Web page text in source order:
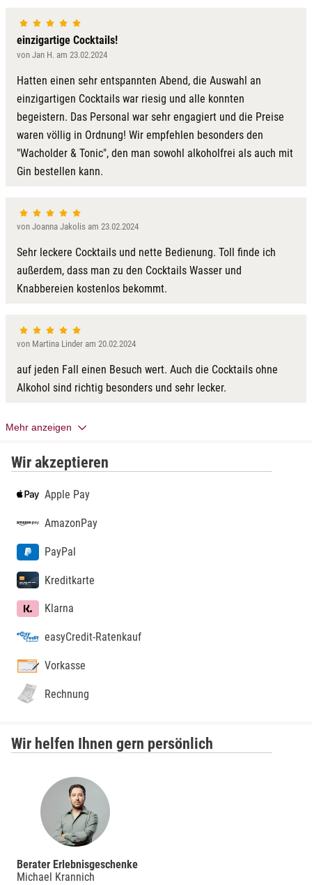
einzigartige Cocktails!
von Jan H. am 23.02.2024
Hatten einen sehr entspannten Abend, die Auswahl an
einzigartigen Cocktails war riesig und alle konnten
begeistern. Das Personal war sehr engagiert und die Preise
waren völlig in Ordnung! Wir empfehlen besonders den
"Wacholder & Tonic", den man sowohl alkoholfrei als auch mit
Gin bestellen kann.
von Joanna Jakolis am 23.02.2024
Sehr leckere Cocktails und nette Bedienung. Toll finde ich
außerdem, dass man zu den Cocktails Wasser und
Knabbereien kostenlos bekommt.
von Martina Linder am 20.02.2024
auf jeden Fall einen Besuch wert. Auch die Cocktails ohne
Alkohol sind richtig besonders und sehr lecker.
Mehr anzeigen
Wir akzeptieren
Apple Pay
AmazonPay
PayPal
Kreditkarte
Klarna
easyCredit-Ratenkauf
Vorkasse
Rechnung
Wir helfen Ihnen gern persönlich
Berater Erlebnisgeschenke
Michael Krannich